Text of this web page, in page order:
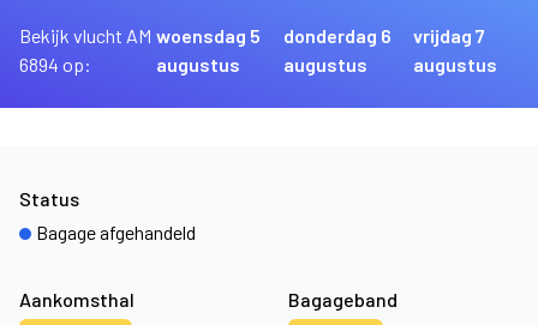
Bekijk vlucht AM
6894 op:
woensdag 5
augustus
donderdag 6
augustus
vrijdag 7
augustus
Aankomsthal Bagageband
Status
Bagage afgehandeld